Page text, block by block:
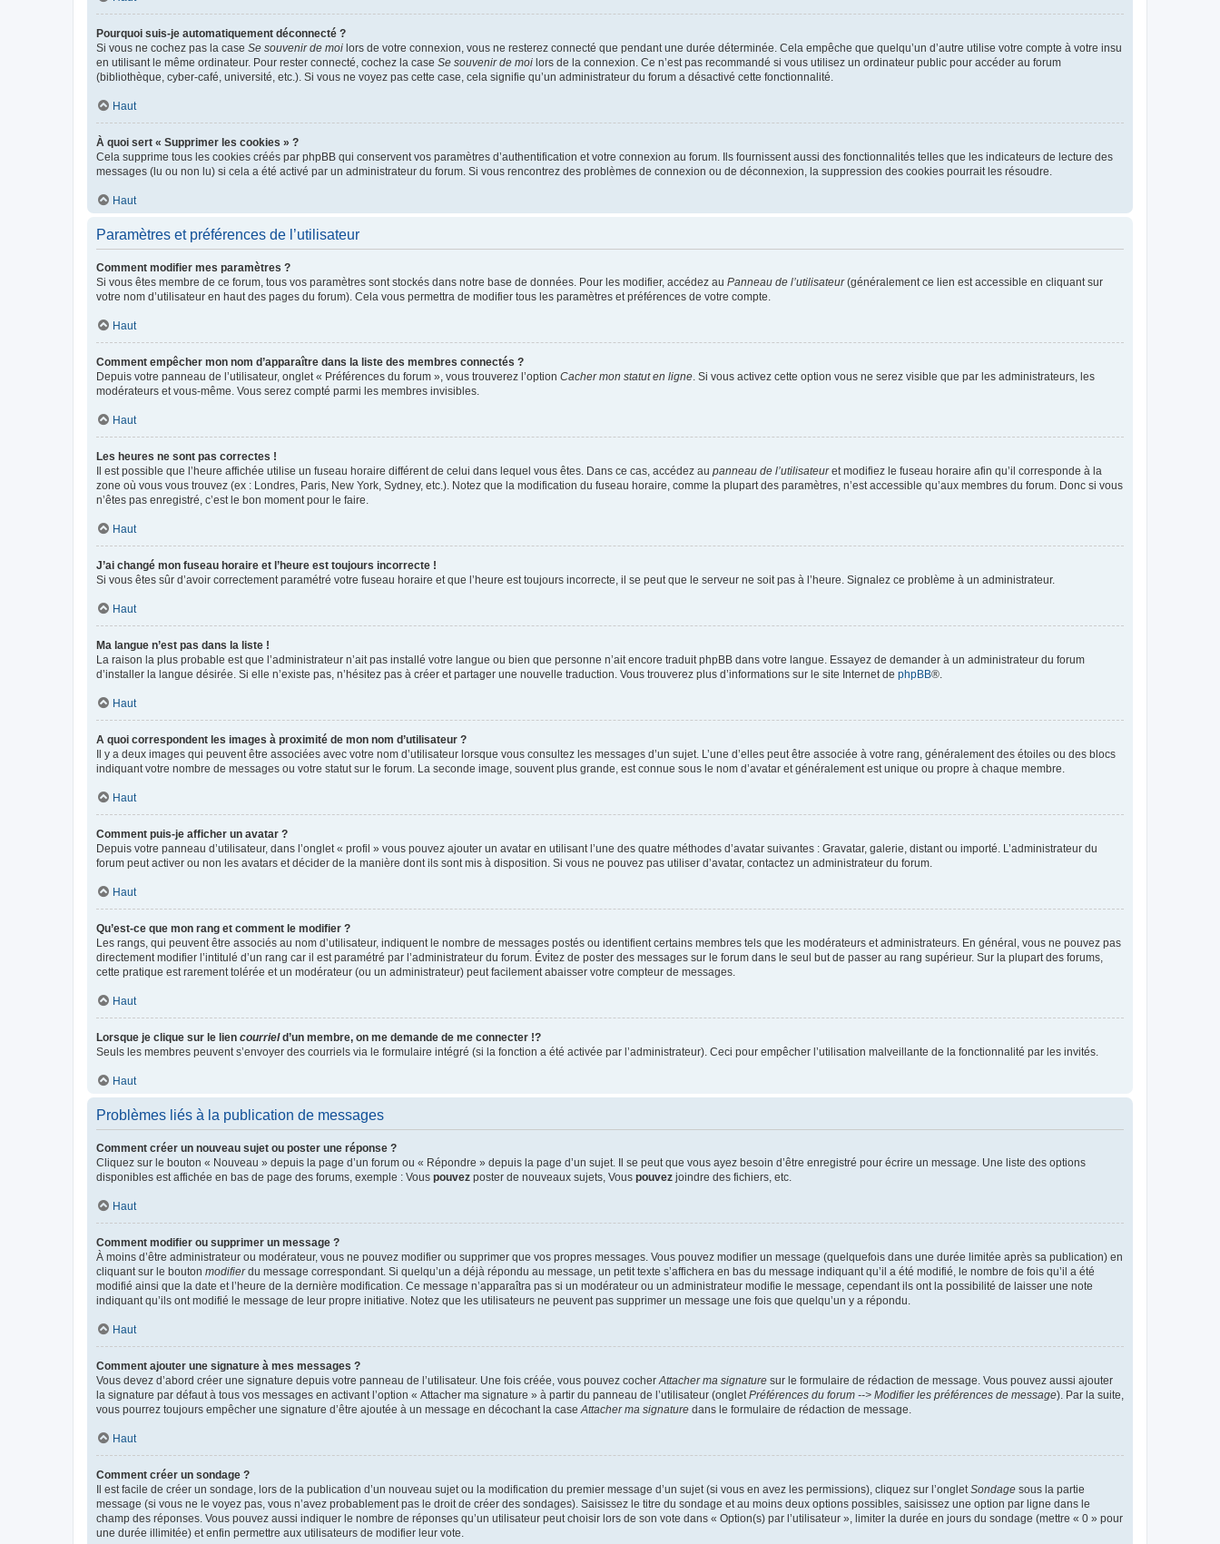
Pourquoi suis-je automatiquement déconnecté ?
Si vous ne cochez pas la case Se souvenir de moi lors de votre connexion, vous ne resterez connecté que pendant une durée déterminée. Cela empêche que quelqu’un d’autre utilise votre compte à votre insu
en utilisant le même ordinateur. Pour rester connecté, cochez la case Se souvenir de moi lors de la connexion. Ce n’est pas recommandé si vous utilisez un ordinateur public pour accéder au forum
(bibliothèque, cyber-café, université, etc.). Si vous ne voyez pas cette case, cela signifie qu’un administrateur du forum a désactivé cette fonctionnalité.
Haut
À quoi sert « Supprimer les cookies » ?
Cela supprime tous les cookies créés par phpBB qui conservent vos paramètres d’authentification et votre connexion au forum. Ils fournissent aussi des fonctionnalités telles que les indicateurs de lecture des
messages (lu ou non lu) si cela a été activé par un administrateur du forum. Si vous rencontrez des problèmes de connexion ou de déconnexion, la suppression des cookies pourrait les résoudre.
Haut
Paramètres et préférences de l’utilisateur
Comment modifier mes paramètres ?
Si vous êtes membre de ce forum, tous vos paramètres sont stockés dans notre base de données. Pour les modifier, accédez au Panneau de l’utilisateur(généralement ce lien est accessible en cliquant sur
votre nom d’utilisateur en haut des pages du forum). Cela vous permettra de modifier tous les paramètres et préférences de votre compte.
Haut
Comment empêcher mon nom d’apparaître dans la liste des membres connectés ?
Depuis votre panneau de l’utilisateur, onglet « Préférences du forum », vous trouverez l’option Cacher mon statut en ligne . Si vous activez cette option vous ne serez visible que par les administrateurs, les
modérateurs et vous-même. Vous serez compté parmi les membres invisibles.
Haut
Les heures ne sont pas correctes !
Il est possible que l’heure affichée utilise un fuseau horaire différent de celui dans lequel vous êtes. Dans ce cas, accédez au panneau de l’utilisateuret modifiez le fuseau horaire afin qu’il corresponde à la
zone où vous vous trouvez (ex : Londres, Paris, New York, Sydney, etc.). Notez que la modification du fuseau horaire, comme la plupart des paramètres, n’est accessible qu’aux membres du forum. Donc si vous
n’êtes pas enregistré, c’est le bon moment pour le faire.
Haut
J’ai changé mon fuseau horaire et l’heure est toujours incorrecte !
Si vous êtes sûr d’avoir correctement paramétré votre fuseau horaire et que l’heure est toujours incorrecte, il se peut que le serveur ne soit pas à l’heure. Signalez ce problème à un administrateur.
Haut
Ma langue n’est pas dans la liste !
La raison la plus probable est que l’administrateur n’ait pas installé votre langue ou bien que personne n’ait encore traduit phpBB dans votre langue. Essayez de demander à un administrateur du forum
d’installer la langue désirée. Si elle n’existe pas, n’hésitez pas à créer et partager une nouvelle traduction. Vous trouverez plus d’informations sur le site Internet de phpBB®.
Haut
A quoi correspondent les images à proximité de mon nom d’utilisateur ?
Il y a deux images qui peuvent être associées avec votre nom d’utilisateur lorsque vous consultez les messages d’un sujet. L’une d’elles peut être associée à votre rang, généralement des étoiles ou des blocs
indiquant votre nombre de messages ou votre statut sur le forum. La seconde image, souvent plus grande, est connue sous le nom d’avatar et généralement est unique ou propre à chaque membre.
Haut
Comment puis-je afficher un avatar ?
Depuis votre panneau d’utilisateur, dans l’onglet « profil » vous pouvez ajouter un avatar en utilisant l’une des quatre méthodes d’avatar suivantes : Gravatar, galerie, distant ou importé. L’administrateur du
forum peut activer ou non les avatars et décider de la manière dont ils sont mis à disposition. Si vous ne pouvez pas utiliser d’avatar, contactez un administrateur du forum.
Haut
Qu’est-ce que mon rang et comment le modifier ?
Les rangs, qui peuvent être associés au nom d’utilisateur, indiquent le nombre de messages postés ou identifient certains membres tels que les modérateurs et administrateurs. En général, vous ne pouvez pas
directement modifier l’intitulé d’un rang car il est paramétré par l’administrateur du forum. Évitez de poster des messages sur le forum dans le seul but de passer au rang supérieur. Sur la plupart des forums,
cette pratique est rarement tolérée et un modérateur (ou un administrateur) peut facilement abaisser votre compteur de messages.
Haut
Lorsque je clique sur le lien courrield’un membre, on me demande de me connecter !?
Seuls les membres peuvent s’envoyer des courriels via le formulaire intégré (si la fonction a été activée par l’administrateur). Ceci pour empêcher l’utilisation malveillante de la fonctionnalité par les invités.
Haut
Problèmes liés à la publication de messages
Comment créer un nouveau sujet ou poster une réponse ?
Cliquez sur le bouton « Nouveau » depuis la page d’un forum ou « Répondre » depuis la page d’un sujet. Il se peut que vous ayez besoin d’être enregistré pour écrire un message. Une liste des options
disponibles est affichée en bas de page des forums, exemple : Vous pouvez poster de nouveaux sujets, Vous pouvez joindre des fichiers, etc.
Haut
Comment modifier ou supprimer un message ?
À moins d’être administrateur ou modérateur, vous ne pouvez modifier ou supprimer que vos propres messages. Vous pouvez modifier un message (quelquefois dans une durée limitée après sa publication) en
cliquant sur le bouton modifierdu message correspondant. Si quelqu’un a déjà répondu au message, un petit texte s’affichera en bas du message indiquant qu’il a été modifié, le nombre de fois qu’il a été
modifié ainsi que la date et l’heure de la dernière modification. Ce message n’apparaîtra pas si un modérateur ou un administrateur modifie le message, cependant ils ont la possibilité de laisser une note
indiquant qu’ils ont modifié le message de leur propre initiative. Notez que les utilisateurs ne peuvent pas supprimer un message une fois que quelqu’un y a répondu.
Haut
Comment ajouter une signature à mes messages ?
Vous devez d’abord créer une signature depuis votre panneau de l’utilisateur. Une fois créée, vous pouvez cocher Attacher ma signature sur le formulaire de rédaction de message. Vous pouvez aussi ajouter
la signature par défaut à tous vos messages en activant l’option « Attacher ma signature » à partir du panneau de l’utilisateur (onglet Préférences du forum --> Modifier les préférences de message). Par la suite,
vous pourrez toujours empêcher une signature d’être ajoutée à un message en décochant la case Attacher ma signature dans le formulaire de rédaction de message.
Haut
Comment créer un sondage ?
Il est facile de créer un sondage, lors de la publication d’un nouveau sujet ou la modification du premier message d’un sujet (si vous en avez les permissions), cliquez sur l’onglet Sondage sous la partie
message (si vous ne le voyez pas, vous n’avez probablement pas le droit de créer des sondages). Saisissez le titre du sondage et au moins deux options possibles, saisissez une option par ligne dans le
champ des réponses. Vous pouvez aussi indiquer le nombre de réponses qu’un utilisateur peut choisir lors de son vote dans « Option(s) par l’utilisateur », limiter la durée en jours du sondage (mettre « 0 » pour
une durée illimitée) et enfin permettre aux utilisateurs de modifier leur vote.